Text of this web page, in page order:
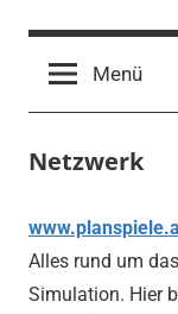
Menü
Netzwerk
Alles rund um
Simulation. Hier